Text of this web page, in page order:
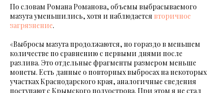
По словам Романа Романова, объемы выбрасываемого
мазута уменьшились, хотя и наблюдается вторичное
загрязнение.
«Выбросы мазута продолжаются, но гораздо в меньшем
количестве по сравнению с первыми днями после
разлива. Это отдельные фрагменты размером меньше
монеты. Есть данные о повторных выбросах на некоторых
участках Краснодарского края, аналогичные сведения
поступают с Крымского полуострова. При этом я не стал